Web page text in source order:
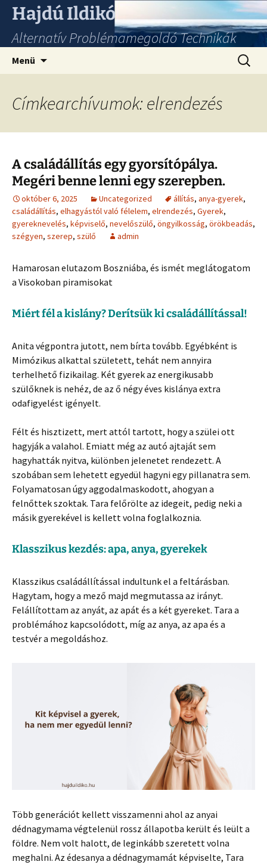
Hajdú Ildikó
Alternatív Problémamegoldó Technikák
Menü
Címkearchívumok: elrendezés
A családállítás egy gyorsítópálya.
Megéri benne lenni egy szerepben.
október 6, 2025 Uncategorized állítás, anya-gyerek,
családállítás, elhagyástól való félelem, elrendezés, Gyerek,
gyereknevelés, képviselő, nevelőszülő, öngyilkosság, örökbeadás,
szégyen, szerep, szülő admin
Hamarosan elutazom Boszniába, és ismét meglátogatom
a Visokoban piramisokat
Miért fél a kislány? Derítsük ki családállítással!
Anita végpontra jutott, nem bírta tovább. Egyébként is
Mimózikus alkattal született, tehát nem annyira
terhelhető fizikailag. Két gyerek az energikusabb
szülőknek is nehéz, de az ő négy éves kislánya extra
odafigyelést igényelt.
Félt és hisztizett, mert attól tartott, hogy a szülei ott
hagyják a valahol. Emiatt még az autó ajtaját sem
hagyhatták nyitva, különben jelenetet rendezett. A
szobában sem lehetett egyedül hagyni egy pillanatra sem.
Folyamatosan úgy aggodalmaskodott, ahogyan a
felnőttek szoktak. Tara felőrölte az idegeit, pedig neki a
másik gyerekével is kellett volna foglalkoznia.
Klasszikus kezdés: apa, anya, gyerekek
Klasszikus családállítással indultunk el a feltárásban.
Hagytam, hogy a mező majd megmutassa az irányt.
Felállítottam az anyát, az apát és a két gyereket. Tara a
problémához kapcsolódott, míg az anya, az apa és a
testvér a megoldáshoz.
Több generációt kellett visszamenni ahol az anyai
dédnagymama végtelenül rossz állapotba került és leült a
földre. Nem volt halott, de leginkább szeretett volna
meghalni. Az édesanya a dédnagymamát képviselte, Tara